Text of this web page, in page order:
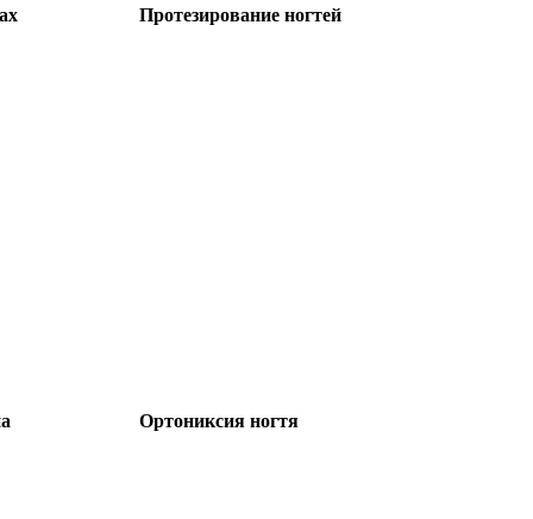
Протезирование ногтей
Ортониксия ногтя